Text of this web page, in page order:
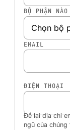
BỘ PHẬN
EMAIL
ĐIỆN THOẠI
Để lại địa chỉ
ngũ của